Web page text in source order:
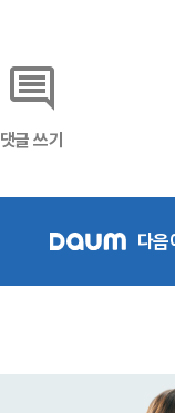
댓글 쓰기
다